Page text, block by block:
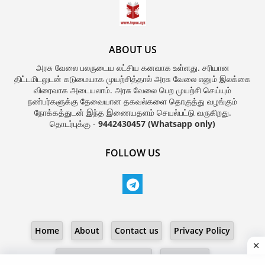
ABOUT US
அரசு வேலை பலருடைய லட்சிய கனவாக உள்ளது. சரியான
திட்டமிடலுடன் கடுமையாக முயற்சித்தால் அரசு வேலை எனும் இலக்கை
விரைவாக அடையலாம். அரசு வேலை பெற முயற்சி செய்யும்
நண்பர்களுக்கு தேவையான தகவல்களை தொகுத்து வழங்கும்
நோக்கத்துடன் இந்த இணையதளம் செயல்பட்டு வருகிறது.
தொடர்புக்கு - 9442430457 (Whatsapp only)
FOLLOW US
Home About Contact us Privacy Policy
Terms and Conditions Disclaimer